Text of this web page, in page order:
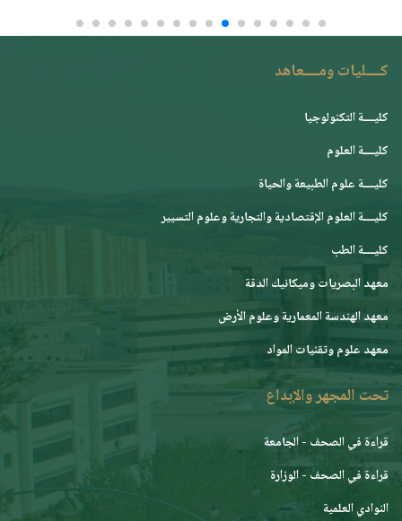
كــــليات ومــــعاهد
كليــــة التكنولوجيا
كليــــة العلوم
كليــــة علوم الطبيعة والحياة
كليــــة العلوم الإقتصادية والتجارية وعلوم التسيير
كليــــة الطب
معهد البصريات وميكانيك الدقة
معهد الهندسة المعمارية وعلوم الأرض
معهد علوم وتقنيات المواد
تحت المجهر والإبداع
قراءة في الصحف - الجامعة
قراءة في الصحف - الوزارة
النوادي العلمية